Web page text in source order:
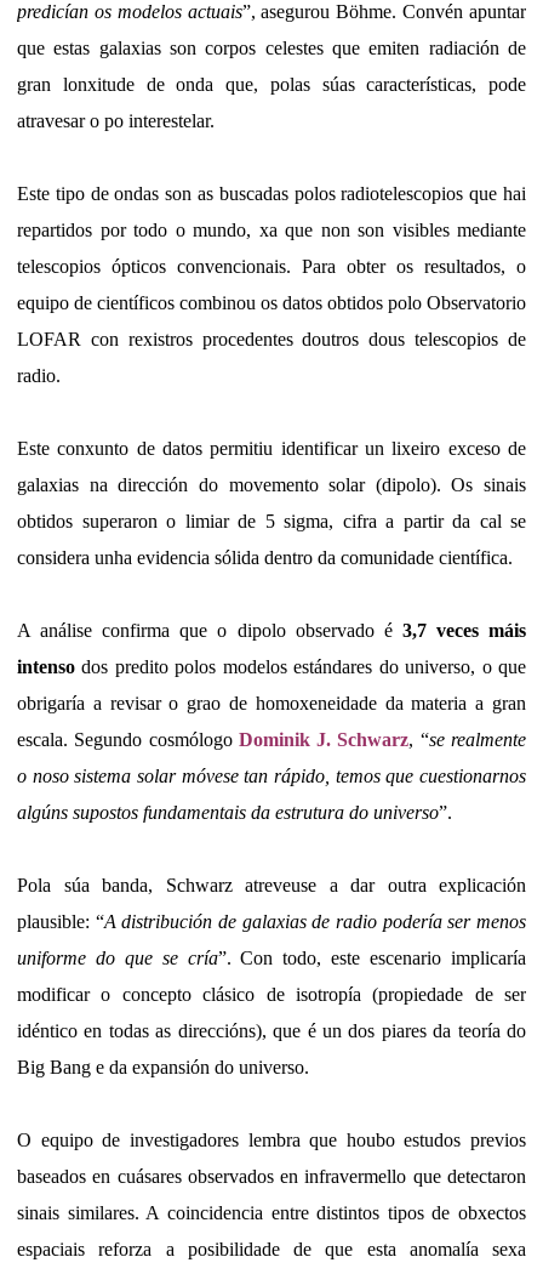
predicían os modelos actuais”, asegurou Böhme. Convén apuntar
que estas galaxias son corpos celestes que emiten radiación de
gran lonxitude de onda que, polas súas características, pode
atravesar o po interestelar.
Este tipo de ondas son as buscadas polos radiotelescopios que hai
repartidos por todo o mundo, xa que non son visibles mediante
telescopios ópticos convencionais. Para obter os resultados, o
equipo de científicos combinou os datos obtidos polo Observatorio
LOFAR con rexistros procedentes doutros dous telescopios de
radio.
Este conxunto de datos permitiu identificar un lixeiro exceso de
galaxias na dirección do movemento solar (dipolo). Os sinais
obtidos superaron o limiar de 5 sigma, cifra a partir da cal se
considera unha evidencia sólida dentro da comunidade científica.
A análise confirma que o dipolo observado é 3,7 veces máis
intenso dos predito polos modelos estándares do universo, o que
obrigaría a revisar o grao de homoxeneidade da materia a gran
escala. Segundo cosmólogo Dominik J. Schwarz, “se realmente
o noso sistema solar móvese tan rápido, temos que cuestionarnos
algúns supostos fundamentais da estrutura do universo”.
Pola súa banda, Schwarz atreveuse a dar outra explicación
plausible: “A distribución de galaxias de radio podería ser menos
uniforme do que se cría”. Con todo, este escenario implicaría
modificar o concepto clásico de isotropía (propiedade de ser
idéntico en todas as direccións), que é un dos piares da teoría do
Big Bang e da expansión do universo.
O equipo de investigadores lembra que houbo estudos previos
baseados en cuásares observados en infravermello que detectaron
sinais similares. A coincidencia entre distintos tipos de obxectos
espaciais reforza a posibilidade de que esta anomalía sexa